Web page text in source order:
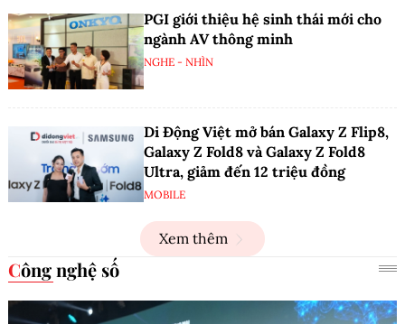
PGI giới thiệu hệ sinh thái mới cho
ngành AV thông minh
NGHE - NHÌN
Di Động Việt mở bán Galaxy Z Flip8,
Galaxy Z Fold8 và Galaxy Z Fold8
Ultra, giảm đến 12 triệu đồng
MOBILE
Xem thêm
Công nghệ số